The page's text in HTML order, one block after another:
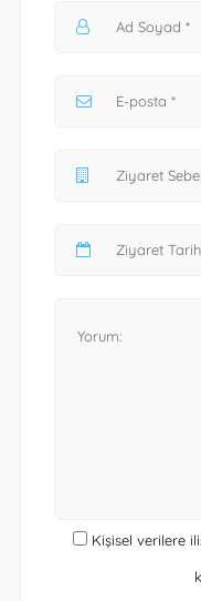
Kişisel verilere